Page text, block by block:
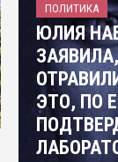
ПОЛИТИКА
ЮЛИЯ
ЭТО, ПО